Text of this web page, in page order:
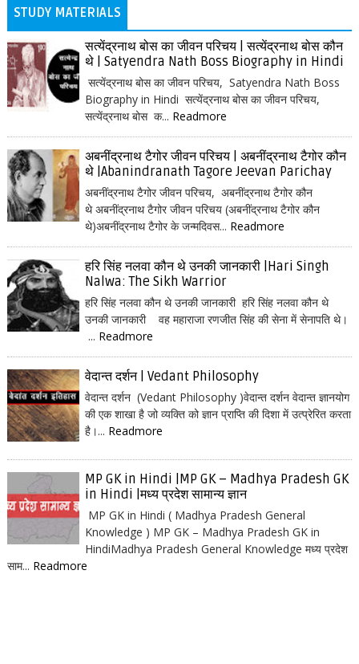
STUDY MATERIALS
सत्येंद्रनाथ बोस का जीवन परिचय | सत्येंद्रनाथ बोस कौन
थे | Satyendra Nath Boss Biography in Hindi
सत्येंद्रनाथ बोस का जीवन परिचय, Satyendra Nath Boss
Biography in Hindi सत्येंद्रनाथ बोस का जीवन परिचय,
सत्येंद्रनाथ बोस क... Readmore
अबनींद्रनाथ टैगोर जीवन परिचय | अबनींद्रनाथ टैगोर कौन
थे |Abanindranath Tagore Jeevan Parichay
अबनींद्रनाथ टैगोर जीवन परिचय, अबनींद्रनाथ टैगोर कौन
थे अबनींद्रनाथ टैगोर जीवन परिचय (अबनींद्रनाथ टैगोर कौन
थे)अबनींद्रनाथ टैगोर के जन्मदिवस... Readmore
हरि सिंह नलवा कौन थे उनकी जानकारी |Hari Singh
Nalwa: The Sikh Warrior
हरि सिंह नलवा कौन थे उनकी जानकारी हरि सिंह नलवा कौन थे
उनकी जानकारी वह महाराजा रणजीत सिंह की सेना में सेनापति थे।
... Readmore
वेदान्त दर्शन | Vedant Philosophy
वेदान्त दर्शन (Vedant Philosophy )वेदान्त दर्शन वेदान्त ज्ञानयोग
की एक शाखा है जो व्यक्ति को ज्ञान प्राप्ति की दिशा में उत्प्रेरित करता
है।... Readmore
MP GK in Hindi |MP GK – Madhya Pradesh GK
in Hindi |मध्य प्रदेश सामान्य ज्ञान
MP GK in Hindi ( Madhya Pradesh General
Knowledge ) MP GK – Madhya Pradesh GK in
HindiMadhya Pradesh General Knowledge मध्य प्रदेश
साम... Readmore